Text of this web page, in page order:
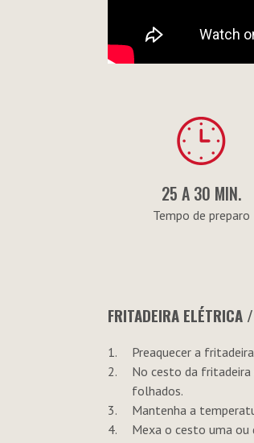
25 A 30 MIN.
Tempo de preparo
FRITADEIRA ELÉTRICA
Preaquecer a
No cesto da fritadeira
folhados.
Mantenha a
Mexa o cesto uma ou